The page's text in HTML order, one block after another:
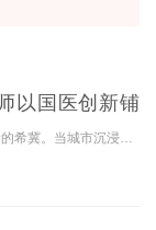
以国医创新铺
时光辗转，岁序更新，2026年的元旦曙光为人间带来新的希冀。当城市沉浸在辞旧迎新的喜悦中，对于无数癌症患者及其家庭而言，平安康健便是最珍贵的新年愿景。在武陵山腹地，中医